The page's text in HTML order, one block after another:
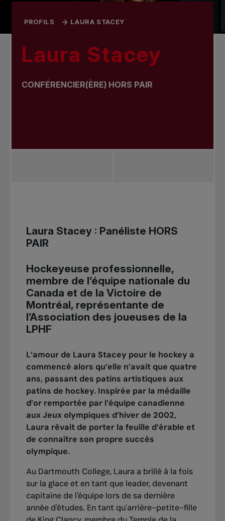
PROFILS LAURA STACEY
Laura Stacey
CONFÉRENCIER(ÈRE) HORS PAIR
Laura Stacey : Panéliste HORS
PAIR
Hockeyeuse professionnelle,
membre de l’équipe nationale du
Canada et de la Victoire de
Montréal, représentante de
l’Association des joueuses de la
LPHF
L’amour de Laura Stacey pour le hockey a
commencé alors qu’elle n’avait que quatre
ans, passant des patins artistiques aux
patins de hockey. Inspirée par la médaille
d’or remportée par l’équipe canadienne
aux Jeux olympiques d’hiver de 2002,
Laura rêvait de porter la feuille d’érable et
de connaître son propre succès
olympique.
Au Dartmouth College, Laura a brillé à la fois
sur la glace et en tant que leader, devenant
capitaine de l'équipe lors de sa dernière
année d'études. En tant qu'arrière-petite-fille